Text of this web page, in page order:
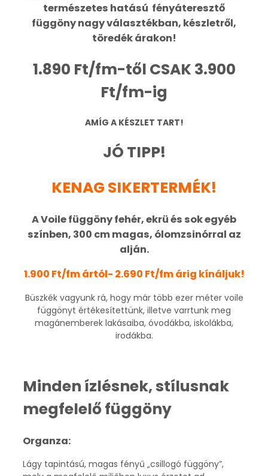
természetes hatású fényáteresztő
függöny nagy választékban, készletről,
töredék árakon!
1.890 Ft/fm-től CSAK 3.900
Ft/fm-ig
AMÍG A KÉSZLET TART!
JÓ TIPP!
KENAG SIKERTERMÉK!
A Voile függöny fehér, ekrü és sok egyéb
színben, 300 cm magas, ólomzsinórral az
alján.
1.900 Ft/fm ártól- 2.690 Ft/fm árig kínáljuk!
Büszkék vagyunk rá, hogy már több ezer méter voile
függönyt értékesítettünk, illetve varrtunk meg
magánemberek lakásaiba, óvodákba, iskolákba,
irodákba.
Minden ízlésnek, stílusnak
megfelelő függöny
Organza:
Lágy tapintású, magas fényű „csillogó függöny”,